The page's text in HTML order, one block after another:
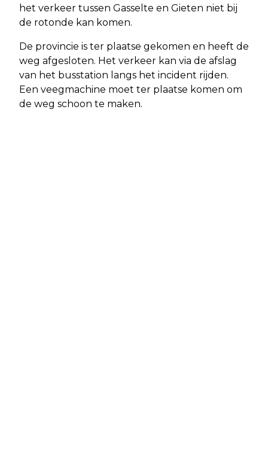
het verkeer tussen Gasselte en Gieten niet bij
de rotonde kan komen.
De provincie is ter plaatse gekomen en heeft de
weg afgesloten. Het verkeer kan via de afslag
van het busstation langs het incident rijden.
Een veegmachine moet ter plaatse komen om
de weg schoon te maken.